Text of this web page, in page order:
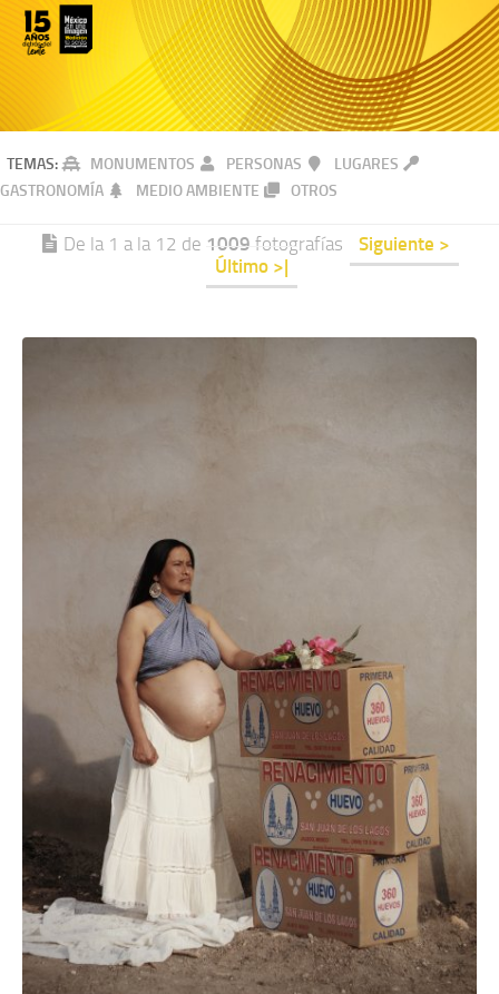
TEMAS: MONUMENTOS PERSONAS
LUGARES
GASTRONOMÍA
MEDIO AMBIENTE OTROS
De la 1 a la 12 de 1009 fotografías
Siguiente >
Último >|